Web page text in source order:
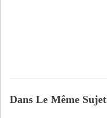
Dans Le Même Sujet